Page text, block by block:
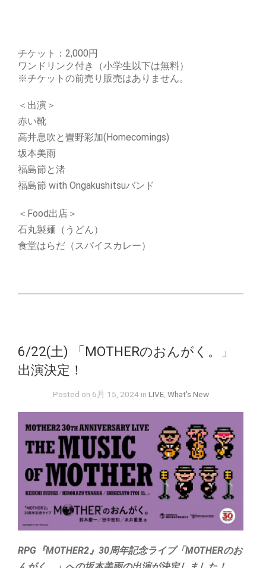
チケット：2,000円
ワンドリンク付き（小学生以下は無料）
※チケットの前売り販売はありません。
＜出演＞
赤い靴
高井息吹と畳野彩加(Homecomings)
坂本美雨
福島節と渚
福島節 with Ongakushitsuバンド
＜Food出店＞
石丸製麺（うどん）
食堂はらだ（スパイスカレー）
6/22(土) 「MOTHERのおんがく。」
出演決定！
Posted on 6月 15, 2024 in LIVE, What's New
RPG『MOTHER2』30周年記念ライブ「MOTHERのお